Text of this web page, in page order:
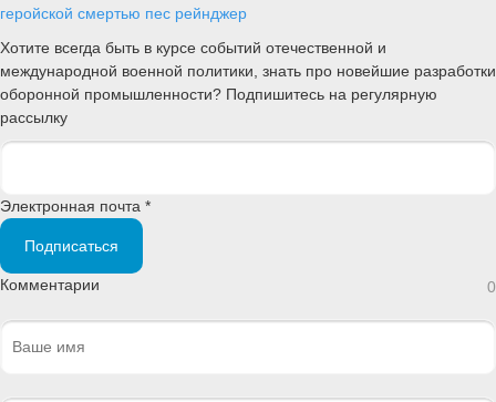
геройской смертью пес рейнджер
Хотите всегда быть в курсе событий отечественной и
международной военной политики, знать про новейшие разработки
оборонной промышленности? Подпишитесь на регулярную
рассылку
Электронная почта *
Подписаться
Комментарии 0